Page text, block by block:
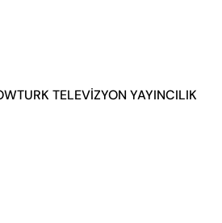
TELEVİZYON YAYINCILIK